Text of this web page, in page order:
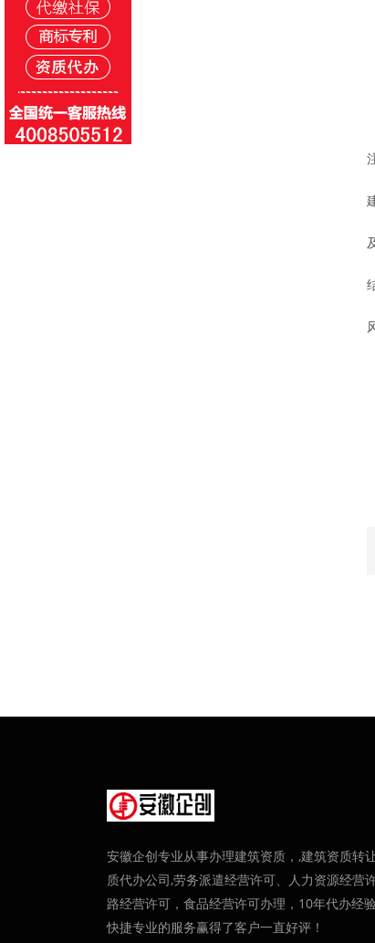
安徽企创专业从事办理建筑资质，,建筑资质转
质代办公司,劳务派遣经营许可、人力资源经营
路经营许可，食品经营许可办理，10年代办经
快捷专业的服务赢得了客户一直好评！